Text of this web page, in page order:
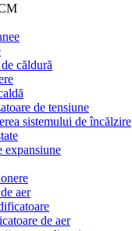
căldură
de tensiune
sistemului de încălzire
expansiune
aer
de aer